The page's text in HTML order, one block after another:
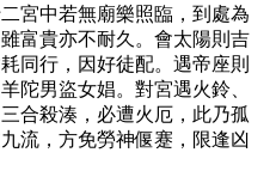
宮中若無廟樂照臨，到處為
富貴亦不耐久。會太陽則吉
同行，因好徒配。遇帝座則
陀男盜女娼。對宮遇火鈴、
合殺湊，必遭火厄，此乃孤
流，方免勞神偃蹇，限逢凶